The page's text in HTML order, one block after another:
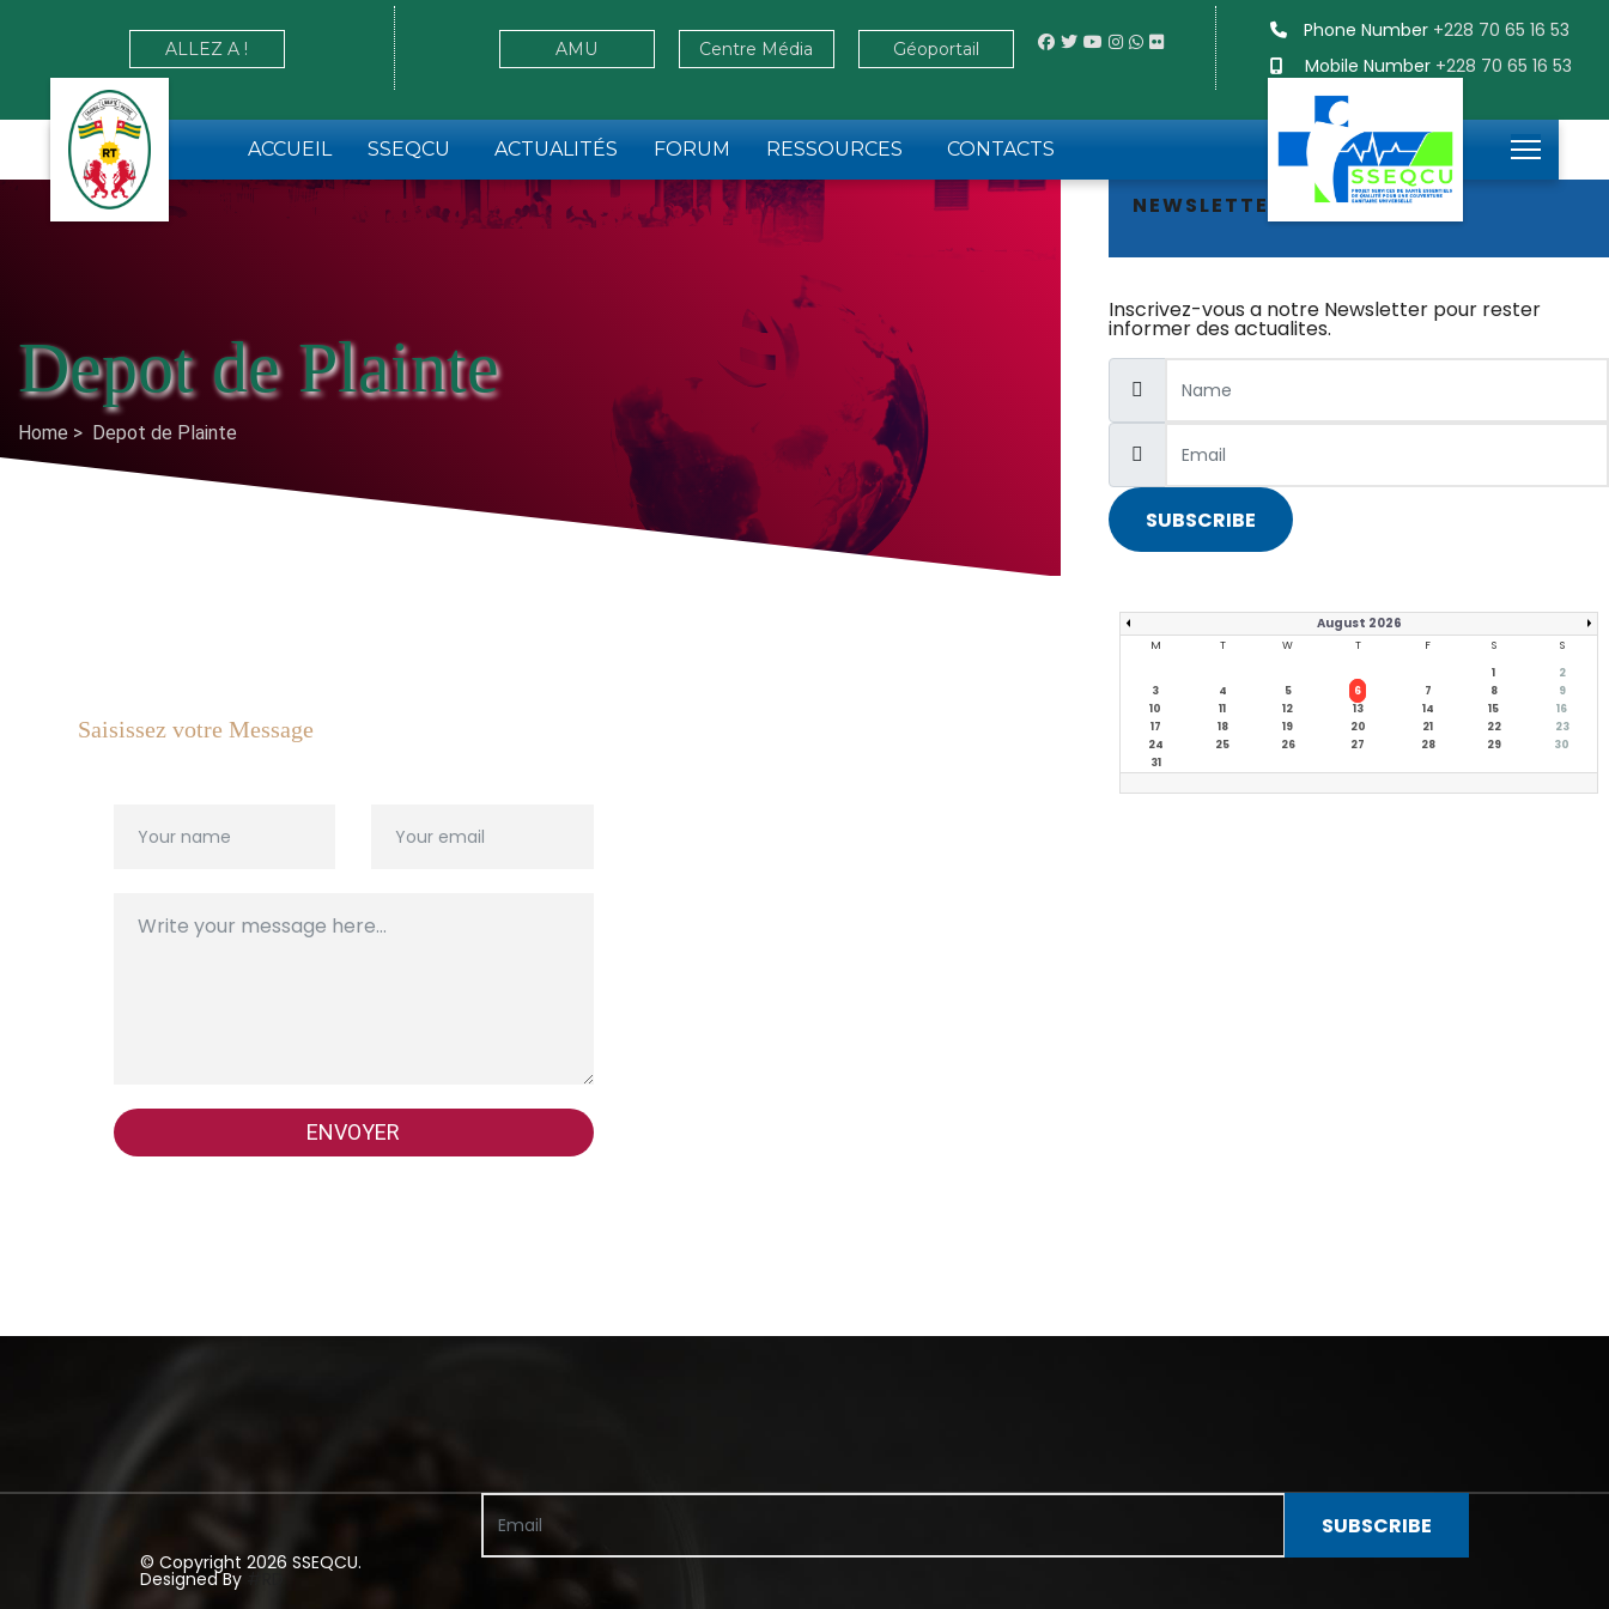
ACCUEIL SSEQCU ACTUALITÉS FORUM RESSOURCES CONTACTS
ALLEZ A ! AMU Centre Média Géoportail
Phone Number +228 70 65 16 53
Mobile Number +228 70 65 16 53
Depot de Plainte
Home > Depot de Plainte
Saisissez votre Message
ENVOYER
NEWSLETTER
Inscrivez-vous a notre Newsletter pour rester
informer des actualites.
SUBSCRIBE
August 2026
M T W T F S
S
1
2
3
4 5 6 7 8
9
10
11 12 13 14 15
16
17
18 19 20 21 22
23
24
25 26 27 28 29
30
31
© Copyright 2026 SSEQCU.
Designed By
SUBSCRIBE